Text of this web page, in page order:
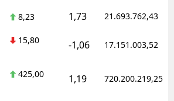
Kırıkkale
Batman
8,23 1,73 21.693.762,43
15,80 -1,06 17.151.003,52
425,00 1,19 720.200.219,25